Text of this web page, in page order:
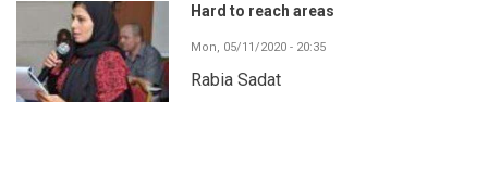
Hard to reach areas
Mon, 05/11/2020 - 20:35
Rabia Sadat